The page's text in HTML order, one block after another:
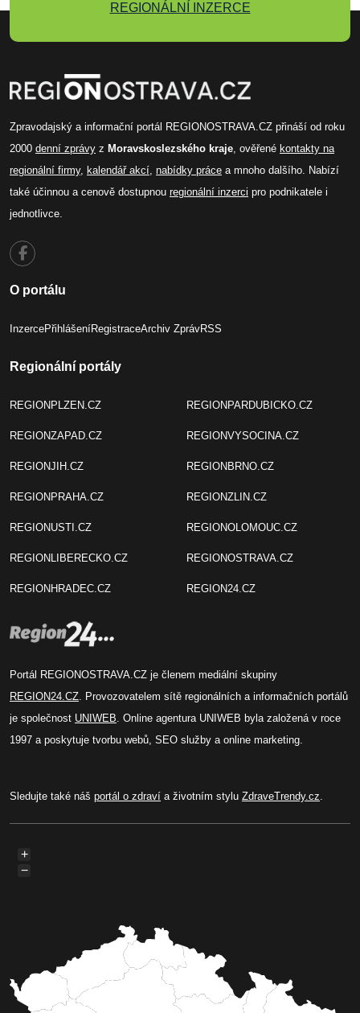
REGIONÁLNÍ INZERCE
Zpravodajský a informační portál REGIONOSTRAVA.CZ přináší od roku
2000 denní zprávy z Moravskoslezského kraje , ověřené kontakty na
regionální firmy, kalendář akcí nabídky práce a mnoho dalšího. Nabízí
také účinnou a cenově dostupnou regionální inzerci pro podnikatele i
jednotlivce.
O portálu
InzercePřihlášeníRegistraceArchiv ZprávRSS
Regionální portály
REGIONPLZEN.CZ
REGIONZAPAD.CZ
REGIONJIH.CZ
REGIONPRAHA.CZ
REGIONUSTI.CZ
REGIONLIBERECKO.CZ
REGIONHRADEC.CZ
REGIONPARDUBICKO.CZ
REGIONVYSOCINA.CZ
REGIONBRNO.CZ
REGIONZLIN.CZ
REGIONOLOMOUC.CZ
REGIONOSTRAVA.CZ
REGION24.CZ
Portál REGIONOSTRAVA.CZ je členem mediální skupiny
REGION24.CZ . Provozovatelem sítě regionálních a informačních portálů
je společnost UNIWEB . Online agentura UNIWEB byla založená v roce
1997 a poskytuje tvorbu webů, SEO služby a online marketing.
Sledujte také náš portál o zdraví a životním stylu ZdraveTrendy.cz
+
−